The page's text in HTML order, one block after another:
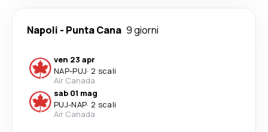
Napoli - Punta Cana 9 giorni
ven 23 apr
NAP-PUJ· 2 scali
Air Canada
sab 01 mag
PUJ-NAP· 2 scali
Air Canada